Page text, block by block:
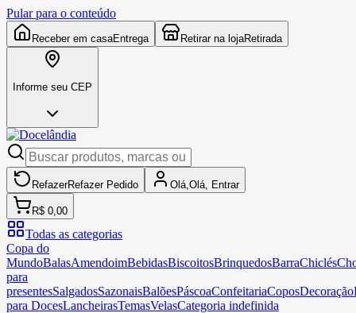
Pular para o conteúdo
Receber em casaEntrega Retirar na lojaRetirada
Informe seu CEP
RefazerRefazer Pedido Olá, Olá, Entrar
R$ 0,00
Todas as categorias
Copa do
MundoBalasAmendoimBebidasBiscoitosBrinquedosBarraChiclés
para
presentesSalgadosSazonaisBalõesPáscoaConfeitariaCoposDecoração
para DocesLancheirasTemasVelasCategoria indefinida